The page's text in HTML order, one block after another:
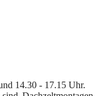
14.30 - 17.15 Uhr.